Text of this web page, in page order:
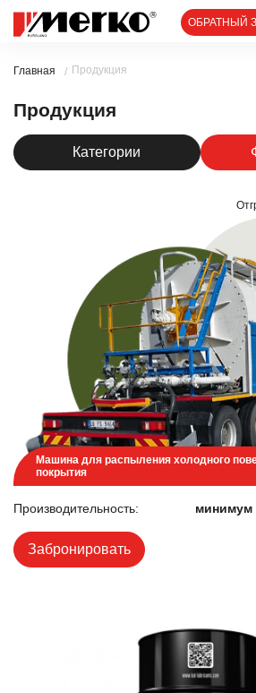
ОБРАТНЫЙ
Главная / Продукция
Продукция
Категории
Машина для распыления холодного
покрытия
Производительность: минимум
Забронировать